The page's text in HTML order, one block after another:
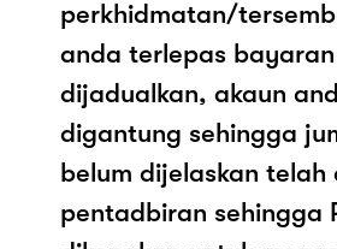
perkhidmatan/
anda terlepas bayaran
dijadualkan, akaun
digantung sehingga
belum dijelaskan telah
pentadbiran sehingga